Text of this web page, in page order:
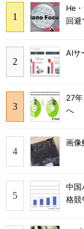
He
回避
AIサ
27
へ
画像
中国
格競